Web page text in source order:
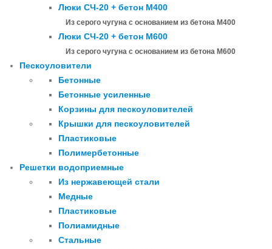
Люки СЧ-20 + бетон М400
Из серого чугуна с основанием из бетона М400
Люки СЧ-20 + бетон М600
Из серого чугуна с основанием из бетона М600
Пескоуловители
Бетонные
Бетонные усиленные
Корзины для пескоуловителей
Крышки для пескоуловителей
Пластиковые
Полимербетонные
Решетки водоприемные
Из нержавеющей стали
Медные
Пластиковые
Полиамидные
Стальные